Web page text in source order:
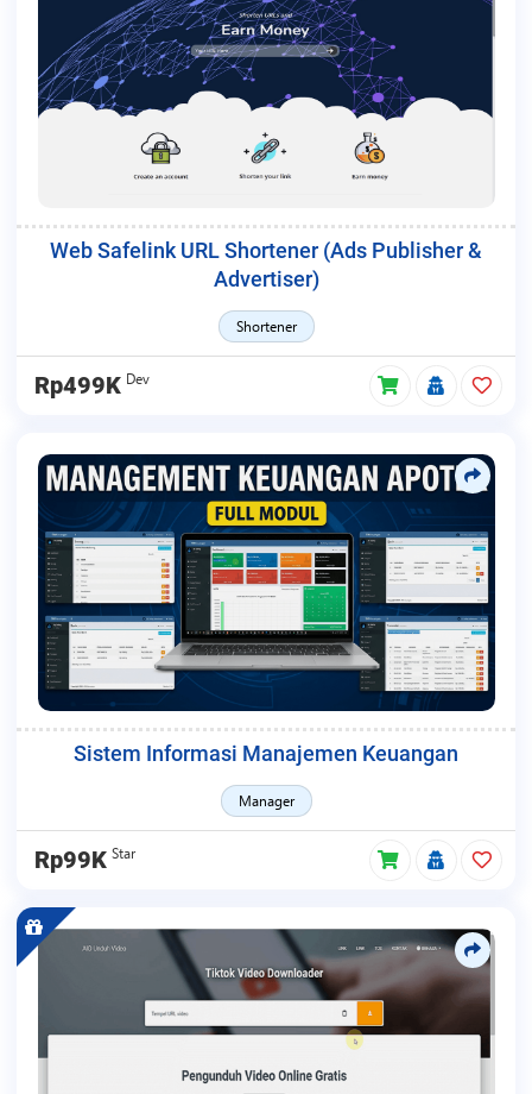
Web Safelink URL Shortener (Ads Publisher &
Advertiser)
Shortener
Rp499K Dev
Sistem Informasi Manajemen Keuangan
Manager
Rp99K Star